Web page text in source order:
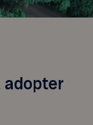
adopter